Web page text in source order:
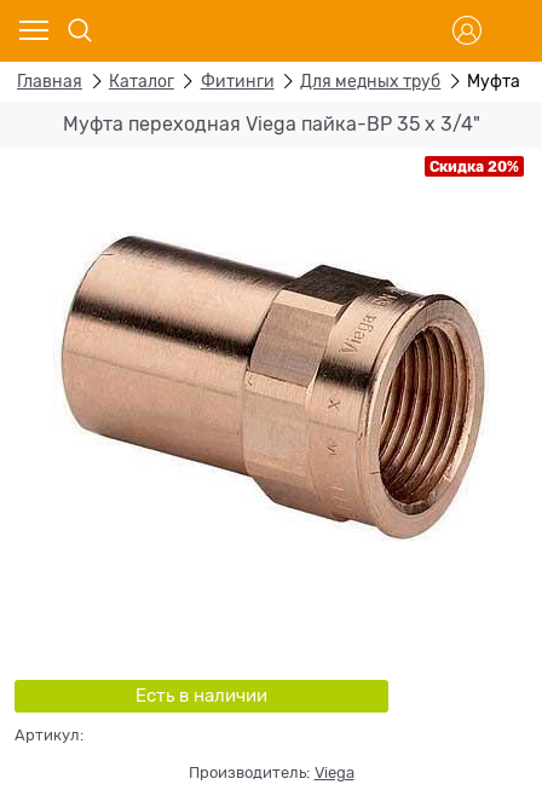
Главная Каталог Фитинги Для медных труб Муфта
Муфта переходная Viega пайка-ВР 35 х 3/4"
Скидка 20%
Есть в наличии
Артикул:
Производитель: Viega